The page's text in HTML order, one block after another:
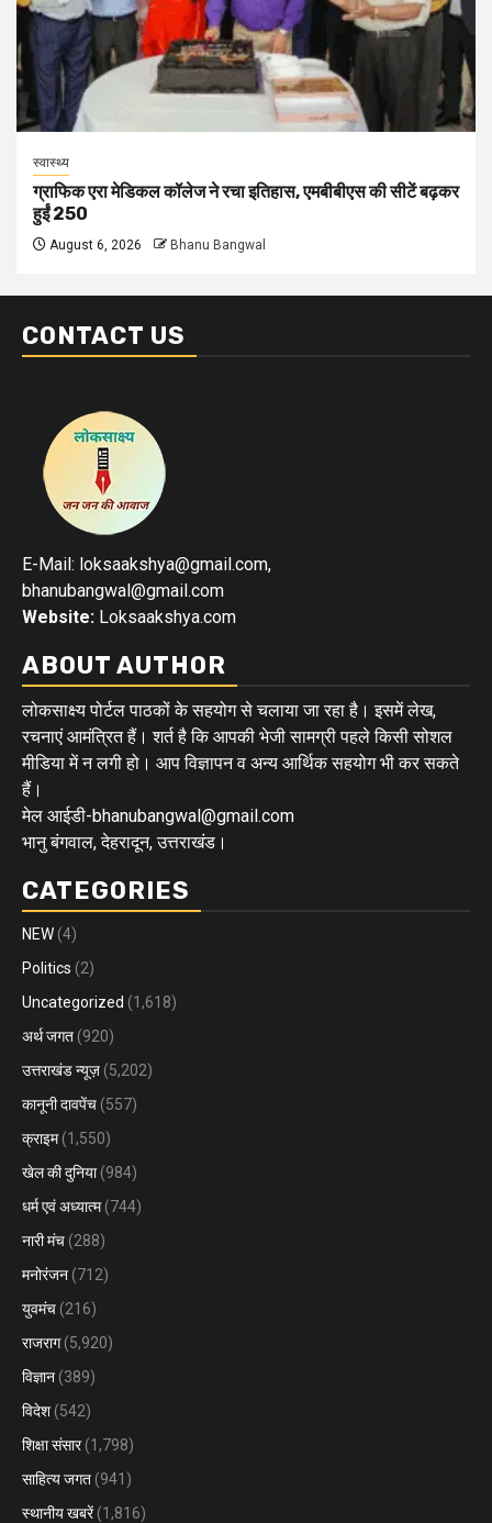
स्वास्थ्य
ग्राफिक एरा मेडिकल कॉलेज ने रचा इतिहास, एमबीबीएस की सीटें बढ़कर
हुईं 250
August 6, 2026 Bhanu Bangwal
CONTACT US
E-Mail: loksaakshya@gmail.com,
bhanubangwal@gmail.com
Website: Loksaakshya.com
ABOUT AUTHOR
लोकसाक्ष्य पोर्टल पाठकों के सहयोग से चलाया जा रहा है। इसमें लेख,
रचनाएं आमंत्रित हैं। शर्त है कि आपकी भेजी सामग्री पहले किसी सोशल
मीडिया में न लगी हो। आप विज्ञापन व अन्य आर्थिक सहयोग भी कर सकते
हैं।
मेल आईडी-bhanubangwal@gmail.com
भानु बंगवाल, देहरादून, उत्तराखंड।
CATEGORIES
NEW (4)
Politics (2)
Uncategorized (1,618)
अर्थ जगत (920)
उत्तराखंड न्यूज़ (5,202)
कानूनी दावपेंच (557)
क्राइम(1,550)
खेल की दुनिया(984)
धर्म एवं अध्यात्म(744)
नारी मंच (288)
मनोरंजन (712)
युवमंच (216)
राजराग(5,920)
विज्ञान (389)
विदेश (542)
शिक्षा संसार(1,798)
साहित्य जगत (941)
स्थानीय खबरें(1,816)